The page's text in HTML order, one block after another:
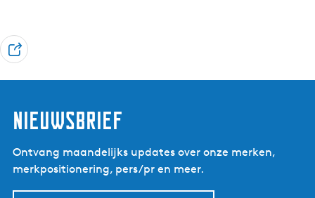
D
Nieuwsbrief
Ontvang maandelijks updates over onze merken,
merkpositionering, pers/pr en meer.